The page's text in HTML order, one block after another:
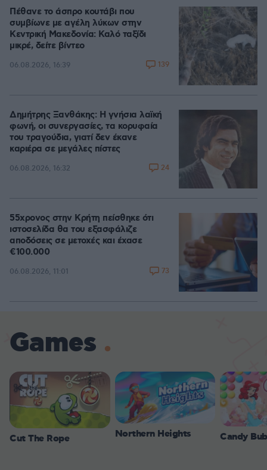
Πέθανε το άσπρο κουτάβι που
συμβίωνε με αγέλη λύκων στην
Κεντρική Μακεδονία: Καλό ταξίδι
μικρέ, δείτε βίντεο
06.08.2026, 16:39 139
Δημήτρης Ξανθάκης: Η γνήσια λαϊκή
φωνή, οι συνεργασίες, τα κορυφαία
του τραγούδια, γιατί δεν έκανε
καριέρα σε μεγάλες πίστες
06.08.2026, 16:32 24
55χρονος στην Κρήτη πείσθηκε ότι
ιστοσελίδα θα του εξασφάλιζε
αποδόσεις σε μετοχές και έχασε
€100.000
06.08.2026, 11:01 73
Games
Cut The Rope Northern Heights Candy